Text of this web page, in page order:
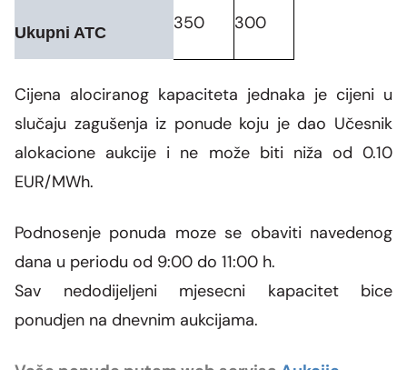
Ukupni ATC 350 300
Cijena alociranog kapaciteta jednaka je cijeni u
slučaju zagušenja iz ponude koju je dao Učesnik
alokacione aukcije i ne može biti niža od 0.10
EUR/MWh.
Podnosenje ponuda moze se obaviti navedenog
dana u periodu od 9:00 do 11:00 h.
Sav nedodijeljeni mjesecni kapacitet bice
ponudjen na dnevnim aukcijama.